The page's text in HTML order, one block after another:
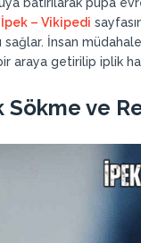
İpek – Vikipedi
sağlar. İnsan
araya getirilip iplik
ve